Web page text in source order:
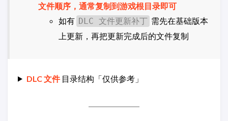
文件顺序，通常复制到游戏根目录即可
如有 DLC 文件更新补丁 需先在基础版本
上更新，再把更新完成后的文件复制
DLC 文件目录结构「仅供参考」